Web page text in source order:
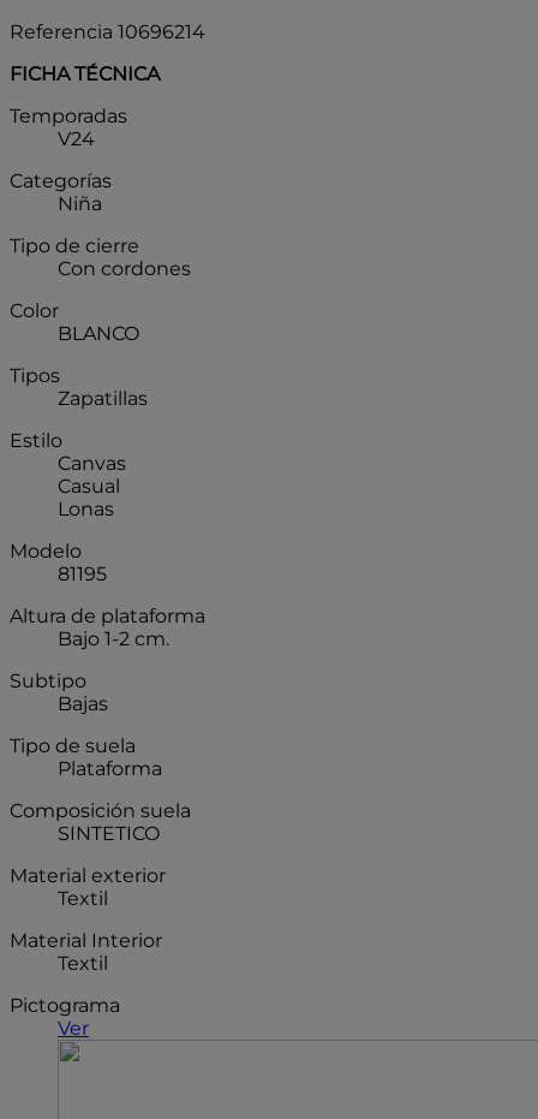
Referencia 10696214
FICHA TÉCNICA
Temporadas
V24
Categorías
Niña
Tipo de cierre
Con cordones
Color
BLANCO
Tipos
Zapatillas
Estilo
Canvas
Casual
Lonas
Modelo
81195
Altura de plataforma
Bajo 1-2 cm.
Subtipo
Bajas
Tipo de suela
Plataforma
Composición suela
SINTETICO
Material exterior
Textil
Material Interior
Textil
Pictograma
Ver